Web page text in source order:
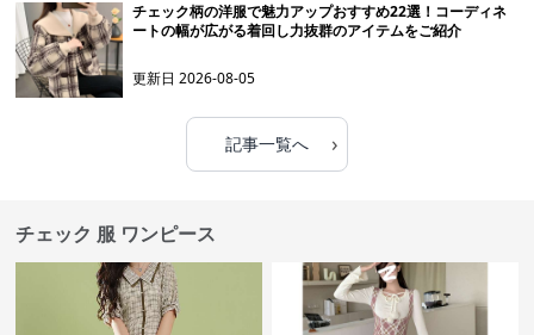
チェック柄の洋服で魅力アップおすすめ22選！コーディネ
ートの幅が広がる着回し力抜群のアイテムをご紹介
更新日2026-08-05
記事一覧へ ›
チェック 服 ワンピース